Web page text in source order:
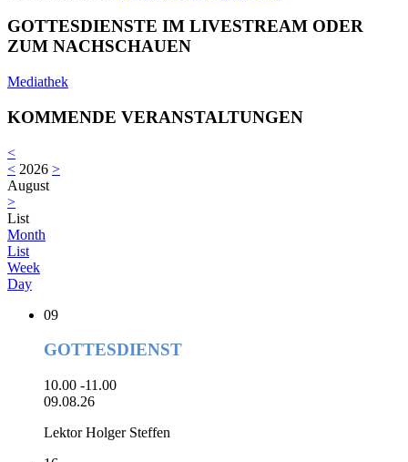
GOTTESDIENSTE IM LIVESTREAM ODER
ZUM NACHSCHAUEN
Mediathek
KOMMENDE VERANSTALTUNGEN
<
< 2026 >
August
>
List
Month
List
Week
Day
09
GOTTESDIENST
10.00 -11.00
09.08.26
Lektor Holger Steffen